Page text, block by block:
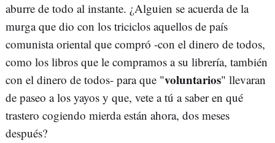
aburre de todo al instante. ¿Alguien se acuerda de la
murga que dio con los triciclos aquellos de país
comunista oriental que compró -con el dinero de todos,
como los libros que le compramos a su librería, también
con el dinero de todos- para que "voluntarios" llevaran
de paseo a los yayos y que, vete a tú a saber en qué
trastero cogiendo mierda están ahora, dos meses
después?